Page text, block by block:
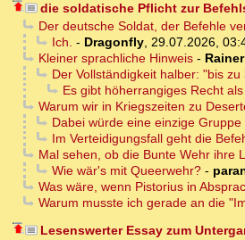
die soldatische Pflicht zur
Der deutsche Soldat, der Befehle
Ich. - Dragonfly, 29.07.2026,
Kleiner sprachliche Hinweis- Rainer
Der Vollständigkeit halber: "bis zu
Es gibt höherrangiges Recht
Warum wir in Kriegszeiten zu
Dabei würde eine einzige Gruppe
Im Verteidigungsfall geht die
Mal sehen, ob die Bunte Wehr ihre
Wie wär's mit Queerwehr?-
Was wäre, wenn Pistorius in
Warum musste ich gerade an die
Lesenswerter Essay zum